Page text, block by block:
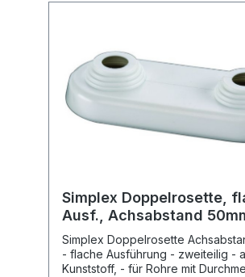
Simplex Doppelrosette,
Ausf., Achsabstand
weiss
Simplex Doppelrosette
- flache Ausführung - zweiteilig -
Kunststoff, - für Rohre mit